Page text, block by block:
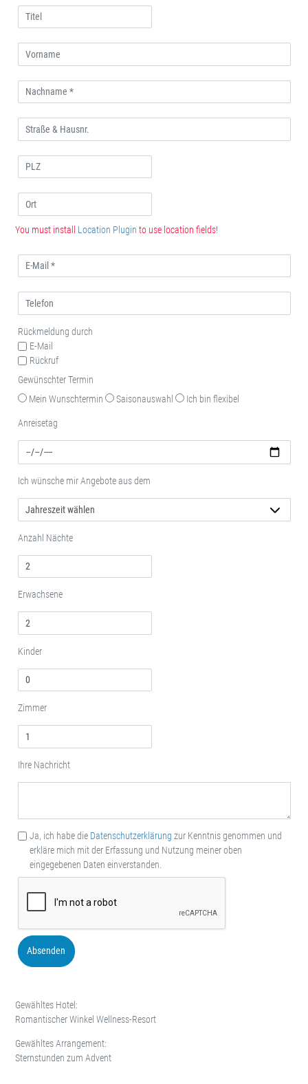
You must install Location Plugin to use location fields!
Rückmeldung durch
E-Mail
Rückruf
Gewünschter Termin
Mein Wunschtermin
Saisonauswahl Ich bin flexibel
Anreisetag
Ich wünsche mir Angebote aus dem
Anzahl Nächte
Erwachsene
Kinder
Zimmer
Ihre Nachricht
Ja, ich habe die Datenschutzerklärung zur Kenntnis genommen und
erkläre mich mit der Erfassung und Nutzung meiner oben
eingegebenen Daten einverstanden.
Absenden
Gewähltes Hotel:
Romantischer Winkel Wellness-Resort
Gewähltes Arrangement:
Sternstunden zum Advent